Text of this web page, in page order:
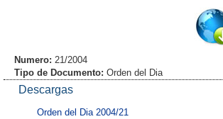
Numero: 21/2004
Tipo de Documento: Orden del Dia
Descargas
Orden del Dia 2004/21